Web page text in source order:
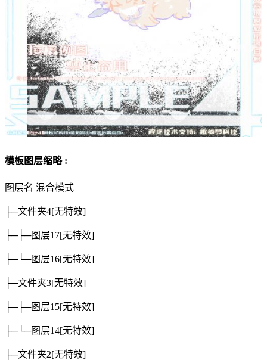
模板图层缩略 :
图层名 混合模式
├─文件夹4[无特效]
├─├─图层17[无特效]
├─└─图层16[无特效]
├─文件夹3[无特效]
├─├─图层15[无特效]
├─└─图层14[无特效]
├─文件夹2[无特效]